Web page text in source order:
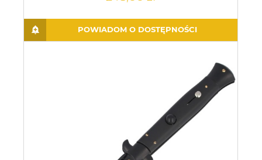
POWIADOM O DOSTĘPNOŚCI